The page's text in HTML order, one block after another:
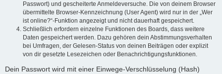
Passwort) und gescheiterte Anmeldeversuche. Die von deinem Browser
übermittelte Browser-Kennzeichnung (User Agent) wird nur in der „Wer
ist online?“-Funktion angezeigt und nicht dauerhaft gespeichert.
Schließlich erfordern einzelne Funktionen des Boards, dass weitere
Daten gespeichert werden. Dazu gehören dein Abstimmungsverhalten
bei Umfragen, der Gelesen-Status von deinen Beiträgen oder explizit
von dir gesetzte Lesezeichen oder Benachrichtigungsfunktionen.
Dein Passwort wird mit einer Einwege-Verschlüsselung (Hash)